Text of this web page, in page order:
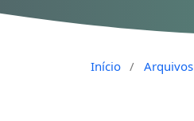
Início / Arquivos